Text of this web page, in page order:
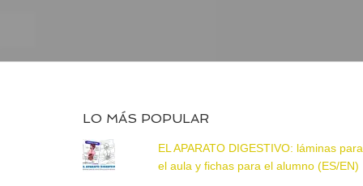
LO MÁS POPULAR
EL APARATO DIGESTIVO: láminas para
el aula y fichas para el alumno (ES/EN)